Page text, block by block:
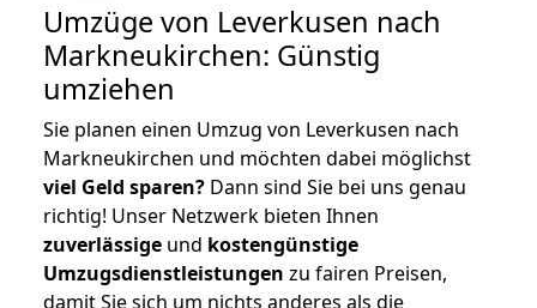
Umzüge von Leverkusen nach
Markneukirchen: Günstig
umziehen
Sie planen einen Umzug von Leverkusen nach
Markneukirchen und möchten dabei möglichst
viel Geld sparen? Dann sind Sie bei uns genau
richtig! Unser Netzwerk bieten Ihnen
zuverlässige und kostengünstige
Umzugsdienstleistungen zu fairen Preisen,
damit Sie sich um nichts anderes als die